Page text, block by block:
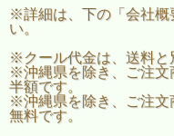
※詳細は、下の「会社概
い。
※クール代金は、送料と
※沖縄県を除き、ご注文
半額です。
※沖縄県を除き、ご注文
無料です。